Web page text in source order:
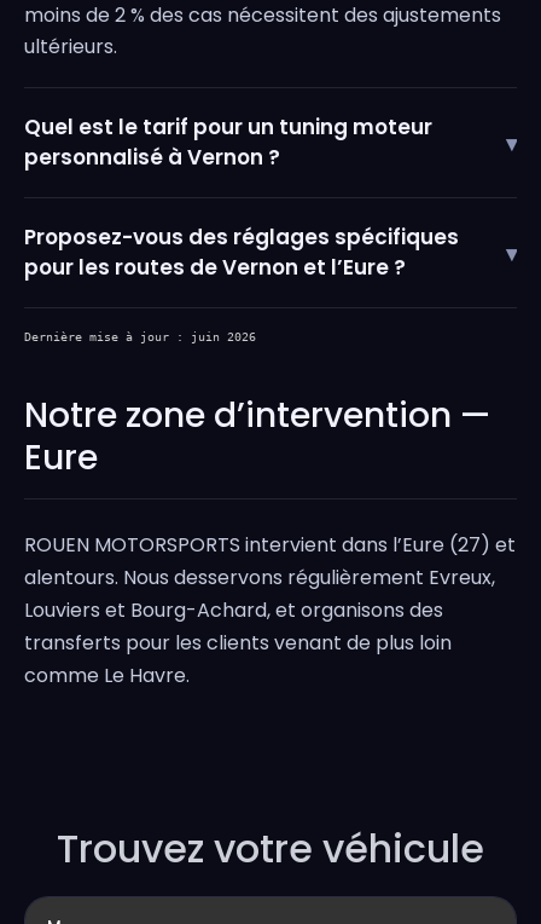
moins de 2 % des cas nécessitent des ajustements
ultérieurs.
Quel est le tarif pour un tuning moteur
personnalisé à Vernon ?
▾
Proposez-vous des réglages spécifiques
pour les routes de Vernon et l’Eure ?
▾
Dernière mise à jour : juin 2026
Notre zone d’intervention —
Eure
ROUEN MOTORSPORTS intervient dans l’Eure (27) et
alentours. Nous desservons régulièrement Evreux,
Louviers et Bourg-Achard, et organisons des
transferts pour les clients venant de plus loin
comme Le Havre.
Trouvez votre véhicule